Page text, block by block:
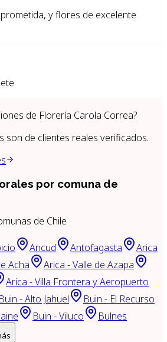
y flores de excelente
de Florería Carola Correa?
son de clientes reales verificados.
por comuna de
de Chile
Ancud Antofagasta
Arica
Acha
Arica - Valle de Azapa
Arica - Villa Frontera y Aeropuerto
Buin - Alto Jahuel
Buin - El Recurso
Buin - Viluco Bulnes